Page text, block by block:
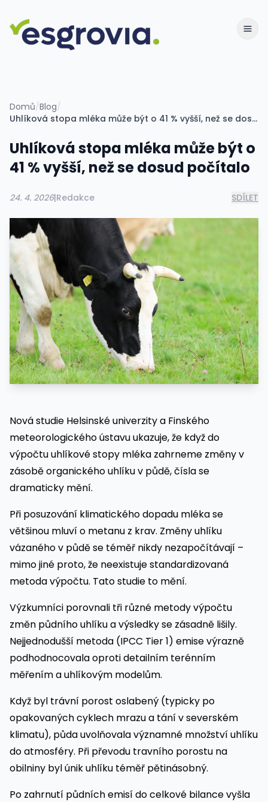
Domů/Blog/
Uhlíková stopa mléka může být o 41 % vyšší, než se dosud počítalo
Uhlíková stopa mléka může být o
41 % vyšší, než se dosud počítalo
24. 4. 2026|Redakce SDÍLET
Nová studie Helsinské univerzity a Finského
meteorologického ústavu ukazuje, že když do
výpočtu uhlíkové stopy mléka zahrneme změny v
zásobě organického uhlíku v půdě, čísla se
dramaticky mění.
Při posuzování klimatického dopadu mléka se
většinou mluví o metanu z krav. Změny uhlíku
vázaného v půdě se téměř nikdy nezapočítávají –
mimo jiné proto, že neexistuje standardizovaná
metoda výpočtu. Tato studie to mění.
Výzkumníci porovnali tři různé metody výpočtu
změn půdního uhlíku a výsledky se zásadně lišily.
Nejjednodušší metoda (IPCC Tier 1) emise výrazně
podhodnocovala oproti detailním terénním
měřením a uhlíkovým modelům.
Když byl trávní porost oslabený (typicky po
opakovaných cyklech mrazu a tání v severském
klimatu), půda uvolňovala významné množství uhlíku
do atmosféry. Při převodu travního porostu na
obilniny byl únik uhlíku téměř pětinásobný.
Po zahrnutí půdních emisí do celkové bilance vyšla